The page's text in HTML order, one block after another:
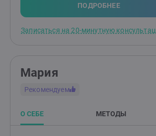
не верит в психологию; теми, кого
тяжёлыми психиатрическими
партнёрами в отношениях.
ПОДРОБНЕЕ
Записаться на 20-минутную
Мария
Рекомендуем
О СЕБЕ МЕТОДЫ